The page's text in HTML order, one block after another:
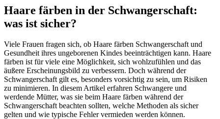
Haare färben in der Schwangerschaft:
was ist sicher?
Viele Frauen fragen sich, ob Haare färben Schwangerschaft und
Gesundheit ihres ungeborenen Kindes beeinträchtigen kann. Haare
färben ist für viele eine Möglichkeit, sich wohlzufühlen und das
äußere Erscheinungsbild zu verbessern. Doch während der
Schwangerschaft gilt es, besonders vorsichtig zu sein, um Risiken
zu minimieren. In diesem Artikel erfahren Schwangere und
werdende Mütter, was sie beim Haare färben während der
Schwangerschaft beachten sollten, welche Methoden als sicher
gelten und wie typische Fehler vermieden werden können.